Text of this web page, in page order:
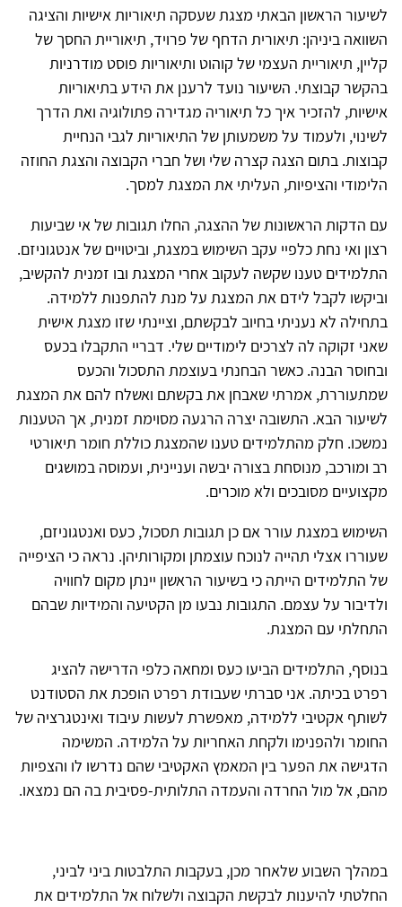
לשיעור הראשון הבאתי מצגת שעסקה תיאוריות אישיות והציגה
השוואה ביניהן: תיאורית הדחף של פרויד, תיאוריית החסך של
קליין, תיאוריית העצמי של קוהוט ותיאוריות פוסט מודרניות
בהקשר קבוצתי. השיעור נועד לרענן את הידע בתיאוריות
אישיות, להזכיר איך כל תיאוריה מגדירה פתולוגיה ואת הדרך
לשינוי, ולעמוד על משמעותן של התיאוריות לגבי הנחיית
קבוצות. בתום הצגה קצרה שלי ושל חברי הקבוצה והצגת החוזה
הלימודי והציפיות, העליתי את המצגת למסך.
עם הדקות הראשונות של ההצגה, החלו תגובות של אי שביעות
רצון ואי נחת כלפיי עקב השימוש במצגת, וביטויים של אנטגוניזם.
התלמידים טענו שקשה לעקוב אחרי המצגת ובו זמנית להקשיב,
וביקשו לקבל לידם את המצגת על מנת להתפנות ללמידה.
בתחילה לא נעניתי בחיוב לבקשתם, וציינתי שזו מצגת אישית
שאני זקוקה לה לצרכים לימודיים שלי. דבריי התקבלו בכעס
ובחוסר הבנה. כאשר הבחנתי בעוצמת התסכול והכעס
שמתעוררת, אמרתי שאבחן את בקשתם ואשלח להם את המצגת
לשיעור הבא. התשובה יצרה הרגעה מסוימת זמנית, אך הטענות
נמשכו. חלק מהתלמידים טענו שהמצגת כוללת חומר תיאורטי
רב ומורכב, מנוסחת בצורה יבשה ועניינית, ועמוסה במושגים
מקצועיים מסובכים ולא מוכרים.
השימוש במצגת עורר אם כן תגובות תסכול, כעס ואנטגוניזם,
שעוררו אצלי תהייה לנוכח עוצמתן ומקורותיהן. נראה כי הציפייה
של התלמידים הייתה כי בשיעור הראשון יינתן מקום לחוויה
ולדיבור על עצמם. התגובות נבעו מן הקטיעה והמידיות שבהם
התחלתי עם המצגת.
בנוסף, התלמידים הביעו כעס ומחאה כלפי הדרישה להציג
רפרט בכיתה. אני סברתי שעבודת רפרט הופכת את הסטודנט
לשותף אקטיבי ללמידה, מאפשרת לעשות עיבוד ואינטגרציה של
החומר ולהפנימו ולקחת האחריות על הלמידה. המשימה
הדגישה את הפער בין המאמץ האקטיבי שהם נדרשו לו והצפיות
מהם, אל מול החרדה והעמדה התלותית-פסיבית בה הם נמצאו.
במהלך השבוע שלאחר מכן, בעקבות התלבטות ביני לביני,
החלטתי להיענות לבקשת הקבוצה ולשלוח אל התלמידים את